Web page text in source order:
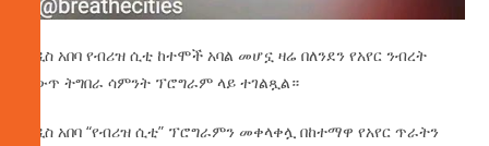
አዲስ አበባ የብሪዝ ሲቲ ከተሞች አባል መሆኗ ዛሬ በለንደን የአየር ንብረት
ለውጥ ትግበራ ሳምንት ፕሮግራም ላይ ተገልጿል።
አዲስ አበባ “የብሪዝ ሲቲ” ፕሮግራምን መቀላቀሏ በከተማዋ የአየር ጥራትን